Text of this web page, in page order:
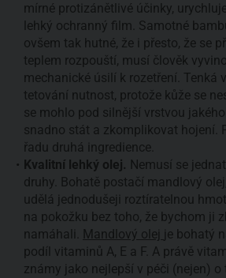
mírné protizánětlivé účinky,
lehký ochranný film. Samotné
ovšem tak hutné, že i přesto, že se
teplem rozpouští, musí člověk
mechanické úsilí k rozetření. Tenká
tetování nutnost, protože kůže se
se mohlo pod silnější vrstvou
snadno stát a zkomplikovat hojení.
řadu druhá ingredience.
Kvalitní lehký olej. Nemusí se
druhy. Bohatě postačí mandlový
udělá jednodušeji roztíratelnou
na pokožku bez toho, že bychom ji
namáhali.
Mandlový olej je bohatý
podíl vitaminů A, E a F. A právě
známy jako nejlepší v péči (nejen) o